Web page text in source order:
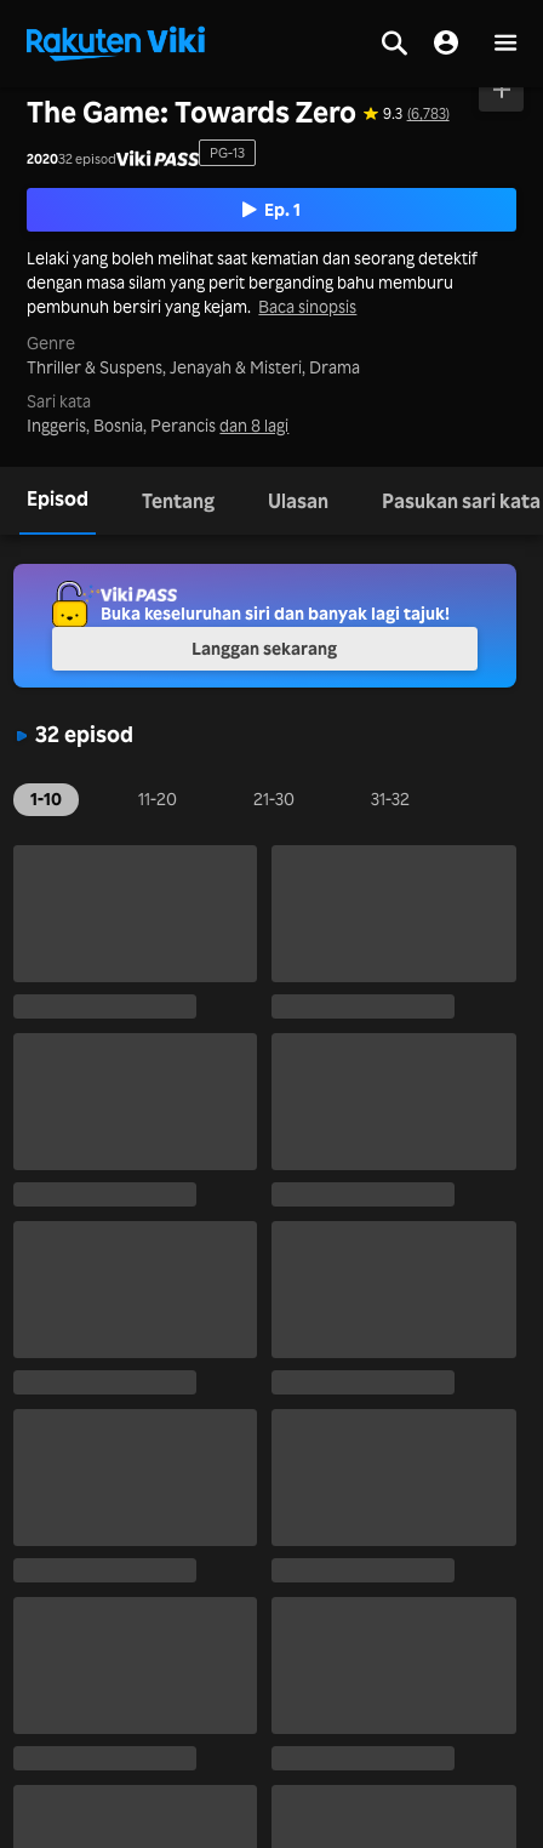
The Game: Towards Zero 9.3 (6,783)
202032 episod PG-13
Ep. 1
Lelaki yang boleh melihat saat kematian dan seorang detektif
dengan masa silam yang perit berganding bahu memburu
pembunuh bersiri yang kejam. Baca sinopsis
Genre
Thriller & Suspens,Jenayah & Misteri, Drama
Sari kata
Inggeris, Bosnia, Perancisdan 8 lagi
Episod Tentang Ulasan Pasukan sari kata
32 episod
1-10 11-20 21-30 31-32
Buka keseluruhan siri dan banyak lagi tajuk!
Langgan sekarang